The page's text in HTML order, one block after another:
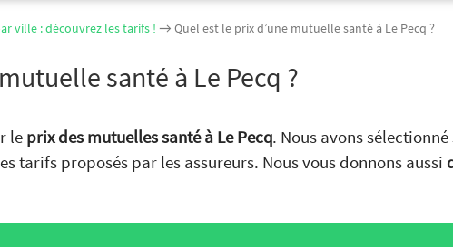
ville : découvrez les tarifs ! → Quel est le prix d’une mutuelle santé à Le Pecq ?
santé à Le Pecq ?
le prix des mutuelles santé à Le Pecq. Nous avons
tarifs proposés par les assureurs. Nous vous donnons aussi